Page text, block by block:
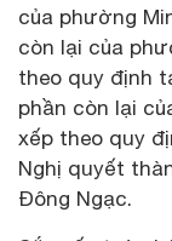
của phường
còn lại của
theo quy định
phần còn lại
xếp theo quy
Nghị quyết
Đông Ngạc.